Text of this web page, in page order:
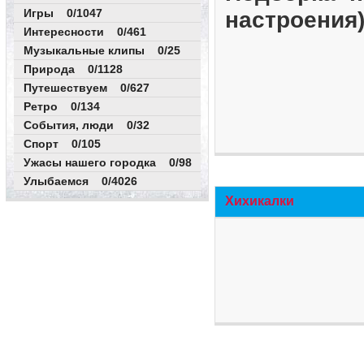
Игры 0/1047
Интересности 0/461
Музыкальные клипы 0/25
Природа 0/1128
Путешествуем 0/627
Ретро 0/134
События, люди 0/32
Спорт 0/105
Ужасы нашего городка 0/98
Улыбаемся 0/4026
Хихикалки